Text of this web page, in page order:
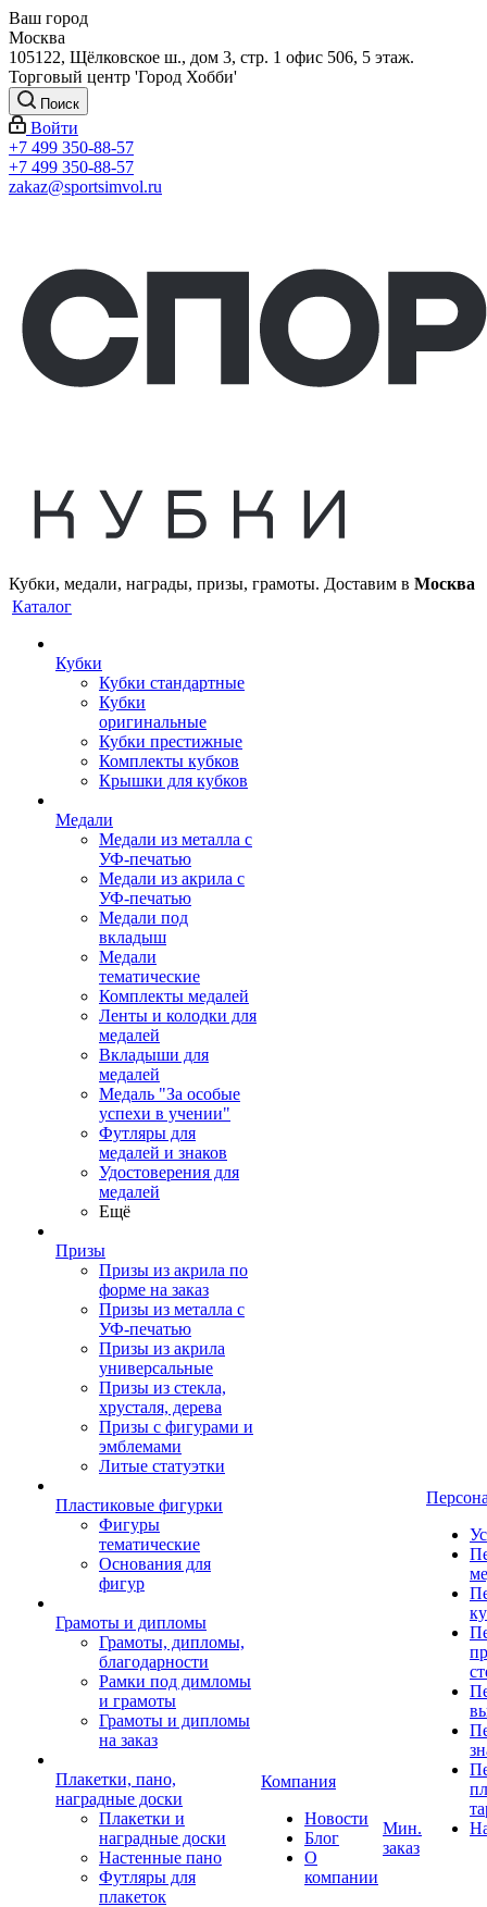
Ваш город
Москва
105122, Щёлковское ш., дом 3, стр. 1 офис 506, 5 этаж.
Торговый центр 'Город Хобби'
Поиск
Войти
+7 499 350-88-57
+7 499 350-88-57
zakaz@sportsimvol.ru
Кубки, медали, награды, призы, грамоты. Доставим в Москва
Каталог
Кубки
Кубки стандартные
Кубки
оригинальные
Кубки престижные
Комплекты кубков
Крышки для кубков
Медали
Медали из металла с
УФ-печатью
Медали из акрила с
УФ-печатью
Медали под
вкладыш
Медали
тематические
Комплекты медалей
Ленты и колодки для
медалей
Вкладыши для
медалей
Медаль "За особые
успехи в учении"
Футляры для
медалей и знаков
Удостоверения для
медалей
Ещё
Призы
Призы из акрила по
форме на заказ
Призы из металла с
УФ-печатью
Призы из акрила
универсальные
Призы из стекла,
хрусталя, дерева
Призы с фигурами и
эмблемами
Литые статуэтки
Пластиковые фигурки
Фигуры
тематические
Основания для
фигур
Грамоты и дипломы
Грамоты, дипломы,
благодарности
Рамки под димломы
и грамоты
Грамоты и дипломы
на заказ
Плакетки, пано,
наградные доски
Плакетки и
наградные доски
Настенные пано
Футляры для
плакеток
Компания
Новости
Блог
О
компании
Мин.
заказ